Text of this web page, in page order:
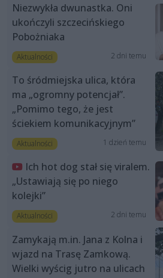
Niezwykła dwunastka. Oni
ukończyli szczecińskiego
Pobożniaka
Aktualności 2 dni temu
To śródmiejska ulica, która
ma „ogromny potencjał”.
„Pomimo tego, że jest
ściekiem komunikacyjnym”
Aktualności 1 dzień temu
Ich hot dog stał się viralem.
„Ustawiają się po niego
kolejki”
Aktualności 2 dni temu
Zamykają m.in. Jana z Kolna i
wjazd na Trasę Zamkową.
Wielki wyścig jutro na ulicach